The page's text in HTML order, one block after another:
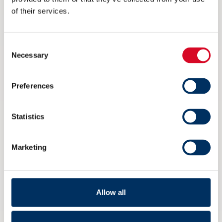
of their services.
Selection
Necessary
Preferences
Statistics
Marketing
Allow all
NME inviterer til maritim